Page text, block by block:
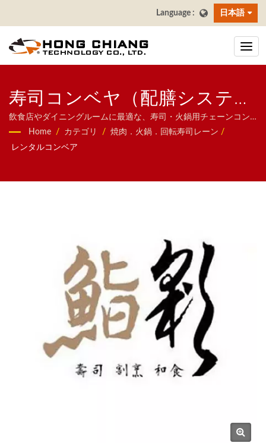
日本語
寿司コンベヤ（配膳システ
ム）
飲食店やダイニングルームに最適な、寿司・火鍋用チェーンコン
ベアシステム。 / 当社は、飲食店向け自動化システムの専門メー
カーとして、新幹線型配膳システム、配膳ロボット、コンベヤシ
Home / カテゴリ / 焼肉．火鍋．回転寿司レーン /
レンタルコンベア